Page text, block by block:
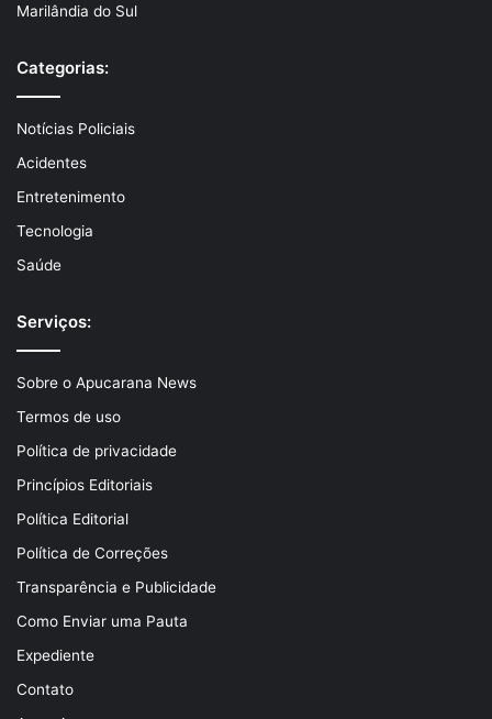
Marilândia do Sul
Categorias:
Notícias Policiais
Acidentes
Entretenimento
Tecnologia
Saúde
Serviços:
Sobre o Apucarana News
Termos de uso
Política de privacidade
Princípios Editoriais
Política Editorial
Política de Correções
Transparência e Publicidade
Como Enviar uma Pauta
Expediente
Contato